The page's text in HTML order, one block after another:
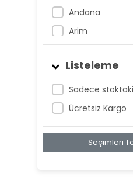
Andana
Arim
Atnis
Belan
Belay
Birta
Listeleme
Sadece
Ücretsiz Kargo
Seçimleri